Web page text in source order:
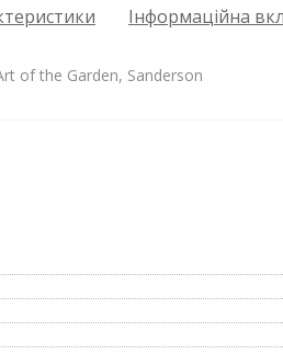
Інформаційна
of the Garden, Sanderson